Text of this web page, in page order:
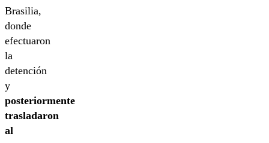
Brasilia,
donde
efectuaron
la
detención
y
posteriormente
trasladaron
al